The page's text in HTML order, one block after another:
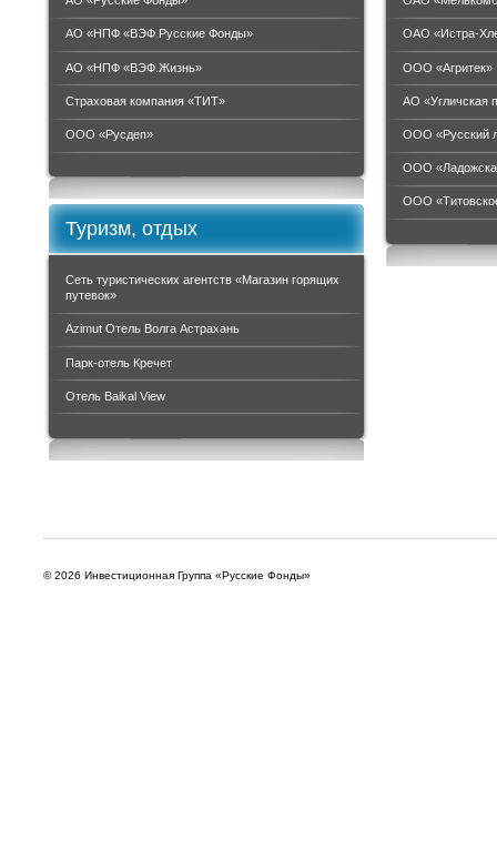
АО «НПФ «ВЭФ.Русские Фонды»
АО «НПФ «ВЭФ.Жизнь»
Страховая компания «ТИТ»
ООО «Руcдеп»
ОАО «Истра-
ООО «Агритек»
АО «Угличская
ООО «Русский
ООО
ООО
Туризм, отдых
Сеть туристических агентств «Магазин горящих
путевок»
Azimut Отель Волга Астрахань
Парк-отель Кречет
Отель Baikal View
© 2026 Инвестиционная Группа «Русские Фонды»